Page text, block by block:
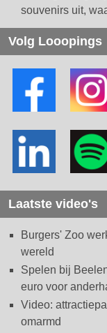
souvenirs uit,
Volg Looopings
Laatste video's
Burgers' Zoo
wereld
Spelen bij
euro voor
Video:
omarmd